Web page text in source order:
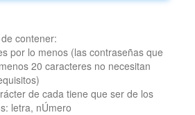
contener:
por lo menos (las contraseñas que
20 caracteres no necesitan
de cada tiene que ser de los
letra, nÚmero